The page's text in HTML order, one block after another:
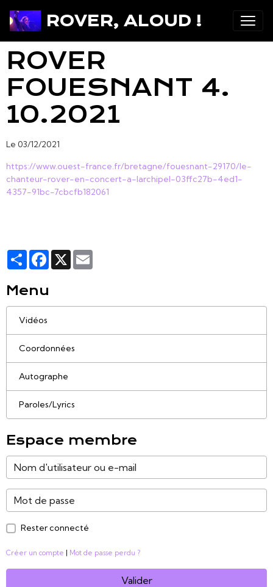
ROVER, ALOUD !
ROVER
FOUESNANT 4.
10.2021
Le 03/12/2021
https://www.ouest-france.fr/bretagne/fouesnant-29170/le-
chanteur-rover-en-concert-a-larchipel-03ffc27b-4ed1-
4357-91bc-7cbcfb182061
PartagerFacebook
X
Menu
Vidéos
Coordonnées
Autographe
Paroles/Lyrics
Espace membre
Rester connecté
Créer un compte Mot de passe perdu ?
Valider